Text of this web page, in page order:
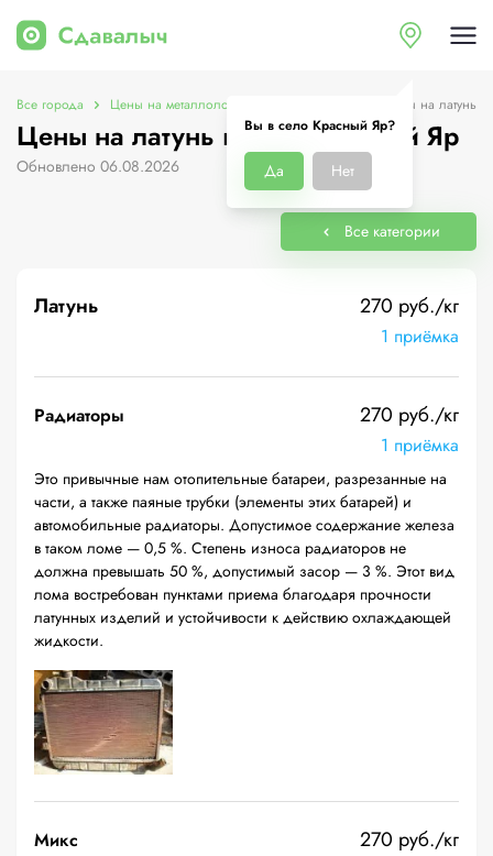
Вы в село Красный Яр?
Да Нет
Все города Цены на металлолом в село Красный Яр Цены на латунь
Цены на латунь в село Красный Яр
Обновлено 06.08.2026
Все категории
Латунь 270 руб./кг
1 приёмка
Радиаторы 270 руб./кг
1 приёмка
Это привычные нам отопительные батареи, разрезанные на
части, а также паяные трубки (элементы этих батарей) и
автомобильные радиаторы. Допустимое содержание железа
в таком ломе — 0,5 %. Степень износа радиаторов не
должна превышать 50 %, допустимый засор — 3 %. Этот вид
лома востребован пунктами приема благодаря прочности
латунных изделий и устойчивости к действию охлаждающей
жидкости.
Микс 270 руб./кг